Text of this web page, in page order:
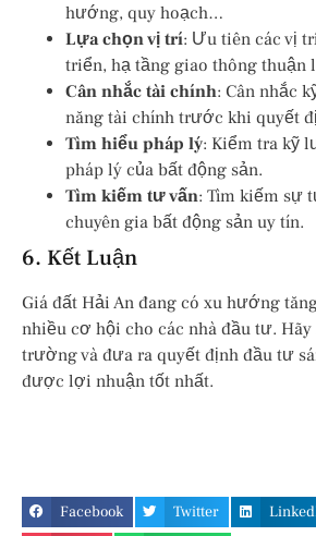
hướng, quy hoạch…
Lựa chọn vị trí: Ưu tiên các vị
triển, hạ tầng giao thông thuận
Cân nhắc tài chính: Cân nhắc
năng tài chính trước khi quyết
Tìm hiểu pháp lý: Kiểm tra kỹ
pháp lý của bất động sản.
Tìm kiếm tư vấn: Tìm kiếm sự
chuyên gia bất động sản uy tín.
6. Kết Luận
Giá đất Hải An đang có xu hướng
nhiều cơ hội cho các nhà đầu tư.
trường và đưa ra quyết định đầu tư
được lợi nhuận tốt nhất.
Facebook Twitter